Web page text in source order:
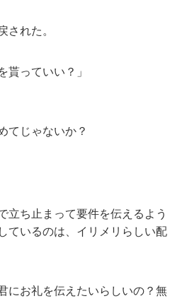
された。
貰っていい？」
てじゃないか？
立ち止まって要件を伝えるよう
ているのは、イリメリらしい配
にお礼を伝えたいらしいの？無